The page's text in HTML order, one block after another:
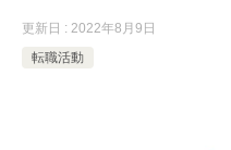
更新日 : 2022年8月9日
転職活動